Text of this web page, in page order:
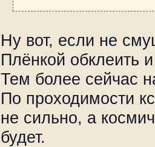
Ну вот, если не
Плёнкой обклеить
Тем более сейчас
По проходимости
не сильно, а
будет.